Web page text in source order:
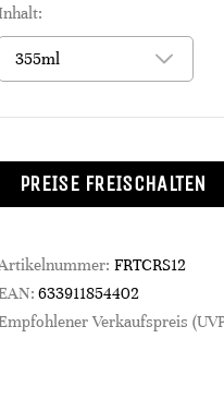
PREISE FREISCHALTEN
FRTCRS12
633911854402
Verkaufspreis